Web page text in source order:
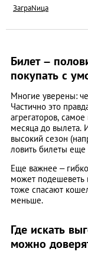
ЗаграNица
Билет –
покупать с
Многие уверены:
Частично это
агрегаторов,
месяца до вылета.
высокий сезон
ловить билеты
Еще важнее –
может подешеветь
тоже спасают
меньше.
Где искать
можно